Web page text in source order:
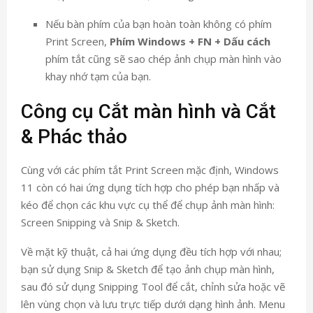
Nếu bàn phím của bạn hoàn toàn không có phím
Print Screen, Phím Windows + FN + Dấu cách
phím tắt cũng sẽ sao chép ảnh chụp màn hình vào
khay nhớ tạm của bạn.
Công cụ Cắt màn hình và Cắt
& Phác thảo
Cùng với các phím tắt Print Screen mặc định, Windows
11 còn có hai ứng dụng tích hợp cho phép bạn nhấp và
kéo để chọn các khu vực cụ thể để chụp ảnh màn hình:
Screen Snipping và Snip & Sketch.
Về mặt kỹ thuật, cả hai ứng dụng đều tích hợp với nhau;
bạn sử dụng Snip & Sketch để tạo ảnh chụp màn hình,
sau đó sử dụng Snipping Tool để cắt, chỉnh sửa hoặc vẽ
lên vùng chọn và lưu trực tiếp dưới dạng hình ảnh. Menu